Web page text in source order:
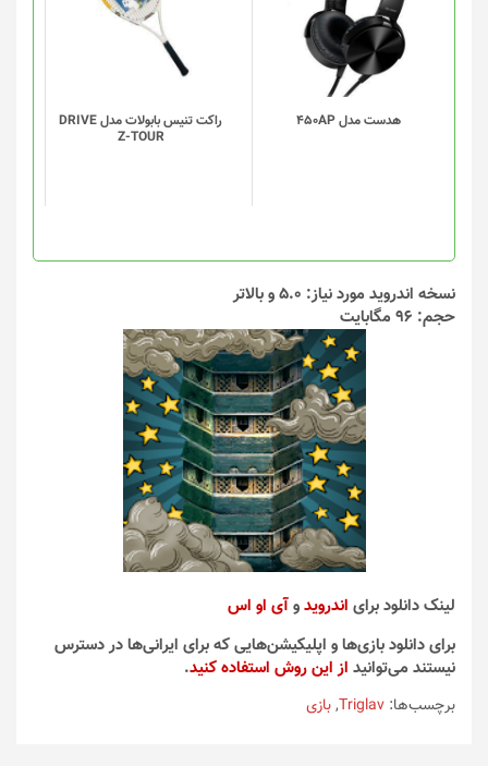
هدست مدل 450AP
راکت تنیس بابولات مدل DRIVE
Z-TOUR
نسخه اندروید مورد نیاز: 5.0 و بالاتر
حجم: 96 مگابایت
لینک دانلود برای اندرویدوآی او اس
برای دانلود بازی‌ها و اپلیکیشن‌هایی که برای ایرانی‌ها در دسترس
نیستند می‌توانید از این روش استفاده کنید.
برچسب‌ها: Triglav
,بازی